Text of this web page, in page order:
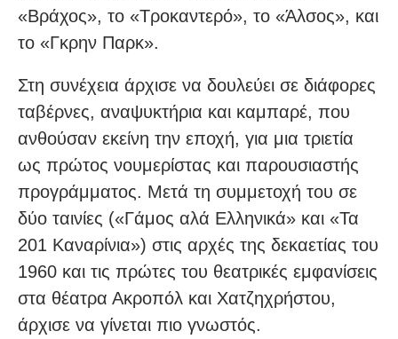
«Bράχος», το «Tροκαντερό», το «Άλσος», και
το «Γκρην Παρκ».
Στη συνέχεια άρχισε να δουλεύει σε διάφορες
ταβέρνες, αναψυκτήρια και καμπαρέ, που
ανθούσαν εκείνη την εποχή, για μια τριετία
ως πρώτος νουμερίστας και παρουσιαστής
προγράμματος. Μετά τη συμμετοχή του σε
δύο ταινίες («Γάμος αλά Ελληνικά» και «Τα
201 Καναρίνια») στις αρχές της δεκαετίας του
1960 και τις πρώτες του θεατρικές εμφανίσεις
στα θέατρα Ακροπόλ και Χατζηχρήστου,
άρχισε να γίνεται πιο γνωστός.